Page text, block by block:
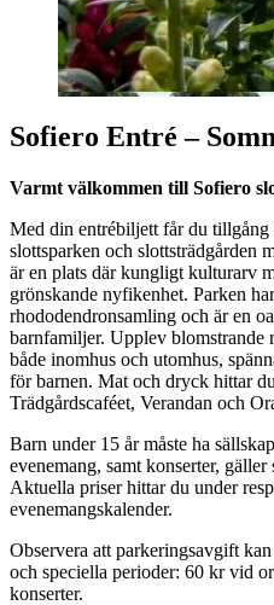
Sofiero Entré –
Varmt välkommen till Sofiero
Med din entrébiljett får du tillgång
slottsparken och slottsträdgården
är en plats där kungligt kulturarv
grönskande nyfikenhet. Parken
rhododendronsamling och är en
barnfamiljer. Upplev blomstrande
både inomhus och utomhus,
för barnen. Mat och dryck hittar
Trädgårdscaféet, Verandan och
Barn under 15 år måste ha
evenemang, samt konserter,
Aktuella priser hittar du under
evenemangskalender.
Observera att parkeringsavgift
och speciella perioder: 60 kr vid
konserter.